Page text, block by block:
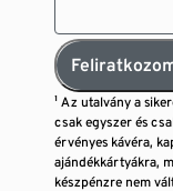
¹ Az utalvány a
csak egyszer és
érvényes kávéra,
ajándékkártyákra,
készpénzre nem